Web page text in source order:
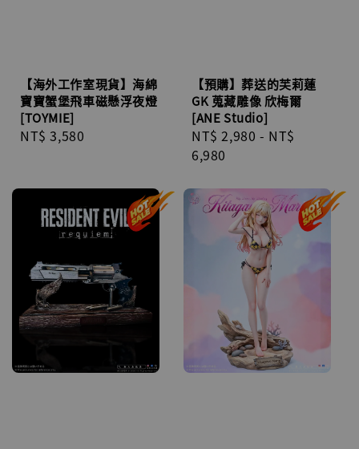
【海外工作室現貨】海綿
寶寶蟹堡飛車磁懸浮夜燈
[TOYMIE]
Regular
NT$ 3,580
【預購】葬送的芙莉蓮
GK 蒐藏雕像 欣梅爾
[ANE Studio]
Regular
price
NT$ 2,980 - NT$
6,980